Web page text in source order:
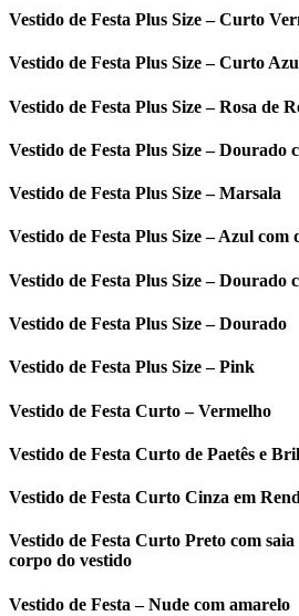
Vestido de Festa Plus Size – Curto
Vestido de Festa Plus Size – Curto
Vestido de Festa Plus Size – Rosa de
Vestido de Festa Plus Size – Dourado
Vestido de Festa Plus Size – Marsala
Vestido de Festa Plus Size – Azul com
Vestido de Festa Plus Size – Dourado
Vestido de Festa Plus Size – Dourado
Vestido de Festa Plus Size – Pink
Vestido de Festa Curto – Vermelho
Vestido de Festa Curto de Paetês e
Vestido de Festa Curto Cinza em
Vestido de Festa Curto Preto com
corpo do vestido
Vestido de Festa – Nude com amarelo